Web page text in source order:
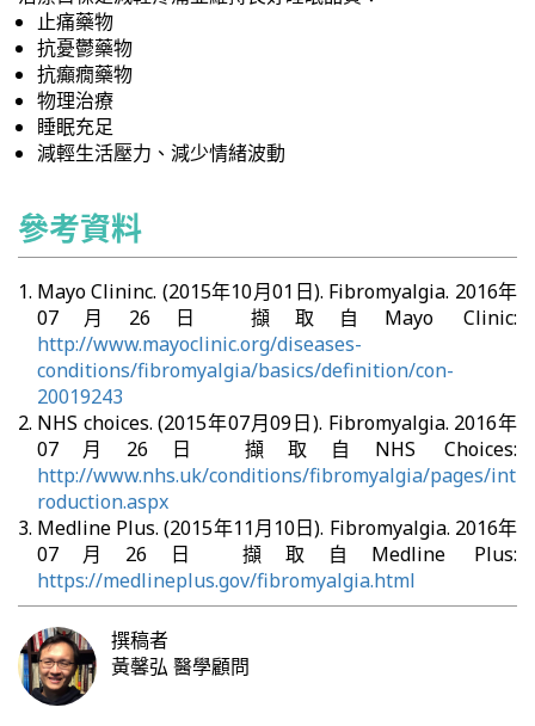
止痛藥物
抗憂鬱藥物
抗癲癇藥物
物理治療
睡眠充足
減輕生活壓力、減少情緒波動
參考資料
Mayo Clininc. (2015年10月01日). Fibromyalgia. 2016年
07月26日 擷取自Mayo Clinic:
http://www.mayoclinic.org/diseases-
conditions/fibromyalgia/basics/definition/con-
20019243
NHS choices. (2015年07月09日). Fibromyalgia. 2016年
07月26日 擷取自NHS Choices:
http://www.nhs.uk/conditions/fibromyalgia/pages/int
roduction.aspx
Medline Plus. (2015年11月10日). Fibromyalgia. 2016年
07月26日 擷取自Medline Plus:
https://medlineplus.gov/fibromyalgia.html
撰稿者
黃馨弘 醫學顧問